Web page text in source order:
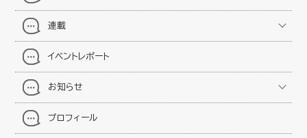
連載
イベントレポート
お知らせ
プロフィール